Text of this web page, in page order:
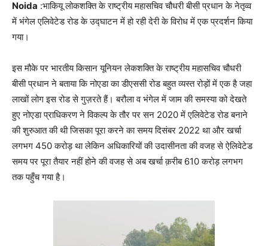
Noida :भाकियू लोकशक्ति के राष्ट्रीय महासचिव चौधरी बीसी प्रधान के नेतृव्व
में भंगेल एलिवेटेड रोड के उद्घाटन में हो रही देरी के विरोध में एक प्रदर्शन किया
गया।
इस मौके पर भारतीय किसान यूनियन लेकशक्ति के राष्ट्रीय महासचिव चौधरी
बीसी प्रधान ने बताया कि नोएडा का डीएससी रोड बहुत व्यस्त रोड़ों में एक है जहा
लाखों लोग इस रोड से गुज़रते हैं। बरौला व भंगेल में जाम की समस्या को देखते
हुए नोएडा प्राधिकरण ने विकल्प के तौर पर सन 2020 में एलिवेटेड रोड बनाने
की शुरुआत की थी जिसका पूरा करने का समय दिसंबर 2022 था और खर्चा
लगभग 450 करोड़ था लेकिन अधिकारियों की उदासीनता की वजह से ऐलिवेटेड
समय पर पूरा तैयार नहीं होने की वजह से अब खर्चा क़रीब 610 करोड़ लगभग
तक पहुँच गया है।